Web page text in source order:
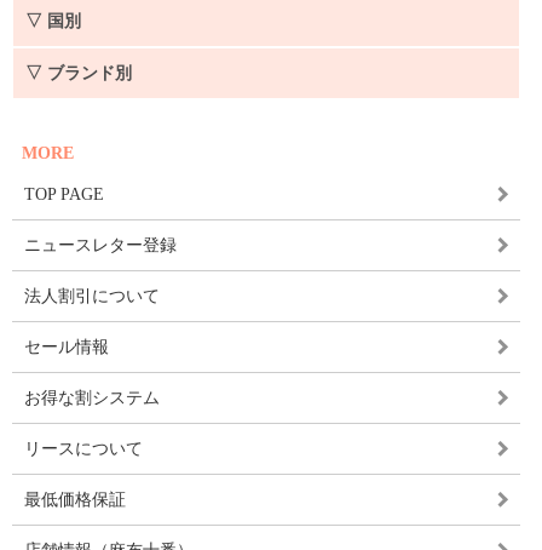
▽ 国別
▽ ブランド別
MORE
TOP PAGE
ニュースレター登録
法人割引について
セール情報
お得な割システム
リースについて
最低価格保証